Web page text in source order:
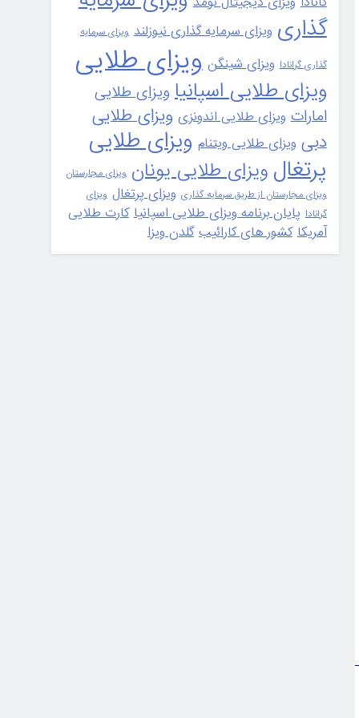
گذاری ویزای سرمایه گذاری نیوزلند ویزای سرمایه
گذاری گرانادا ویزای شینگن ویزای طلایی
ویزای طلایی اسپانیا ویزای طلایی
امارات ویزای طلایی اندونزی ویزای طلایی
دبی ویزای طلایی ویتنام ویزای طلایی
پرتغال ویزای طلایی یونان ویزای مجارستان
ویزای مجارستان از طریق سرمایه گذاری ویزای پرتغال ویزای
گرانادا پایان برنامه ویزای طلایی اسپانیا کارت طلایی
آمریکا کشور های کارائیب گلدن ویزا